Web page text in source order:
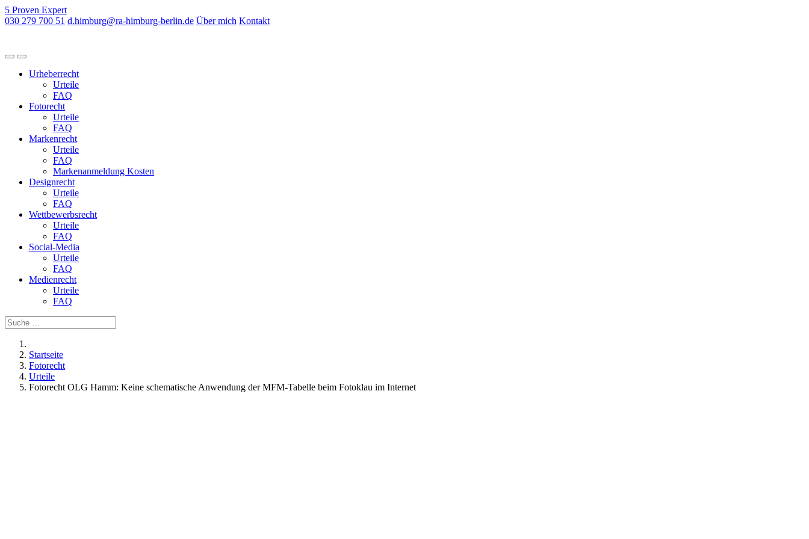
5 Proven Expert
030 279 700 51 d.himburg@ra-himburg-berlin.de Über mich Kontakt
Urheberrecht
Urteile
FAQ
Fotorecht
Urteile
FAQ
Markenrecht
Urteile
FAQ
Markenanmeldung Kosten
Designrecht
Urteile
FAQ
Wettbewerbsrecht
Urteile
FAQ
Social-Media
Urteile
FAQ
Medienrecht
Urteile
FAQ
Startseite
Fotorecht
Urteile
Fotorecht OLG Hamm: Keine schematische Anwendung der MFM-Tabelle beim Fotoklau im Internet